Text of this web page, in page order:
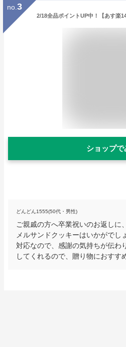
no. 3
ショップで
どんどん1555(50代・男性)
ご親戚の方へ卒業祝いのお返しに
メルサンドクッキーはいかがでし
対応なので、感謝の気持ちが伝わ
してくれるので、贈り物におすす